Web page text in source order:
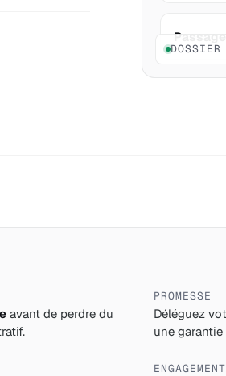
avant de perdre du
PROMESSE
Déléguez
une
ENGAGEMENT